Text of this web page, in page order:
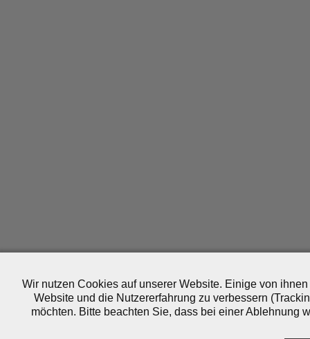
Wir nutzen Cookies auf unserer Website. Einige von
Website und die Nutzererfahrung zu verbessern
möchten. Bitte beachten Sie, dass bei einer Ablehnung